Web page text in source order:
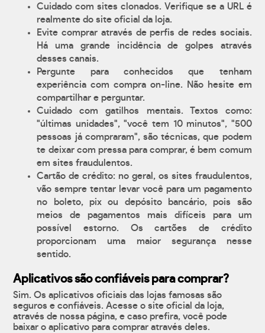
Cuidado com sites clonados. Verifique se a URL é
realmente do site oficial da loja.
Evite comprar através de perfis de redes sociais.
Há uma grande incidência de golpes através
desses canais.
Pergunte para conhecidos que tenham
experiência com compra on-line. Não hesite em
compartilhar e perguntar.
Cuidado com gatilhos mentais. Textos como:
"últimas unidades", "você tem 10 minutos", "500
pessoas já compraram", são técnicas, que podem
te deixar com pressa para comprar, é bem comum
em sites fraudulentos.
Cartão de crédito: no geral, os sites fraudulentos,
vão sempre tentar levar você para um pagamento
no boleto, pix ou depósito bancário, pois são
meios de pagamentos mais difíceis para um
possível estorno. Os cartões de crédito
proporcionam uma maior segurança nesse
sentido.
Aplicativos são confiáveis para comprar?
Sim. Os aplicativos oficiais das lojas famosas são
seguros e confiáveis. Acesse o site oficial da loja,
através de nossa página, e caso prefira, você pode
baixar o aplicativo para comprar através deles.